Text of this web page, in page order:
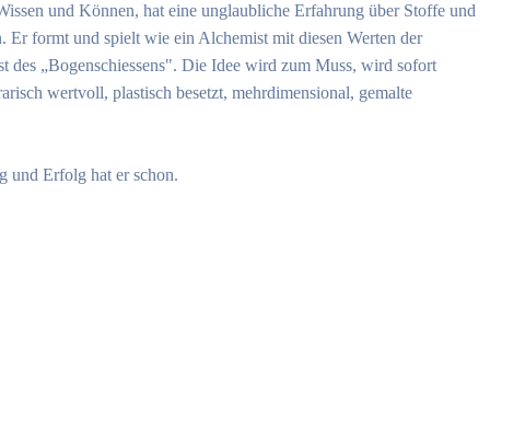
und Können, hat eine unglaubliche Erfahrung über Stoffe und
Er formt und spielt wie ein Alchemist mit diesen Werten der
„Bogenschiessens". Die Idee wird zum Muss, wird sofort
wertvoll, plastisch besetzt, mehrdimensional, gemalte
und Erfolg hat er schon.